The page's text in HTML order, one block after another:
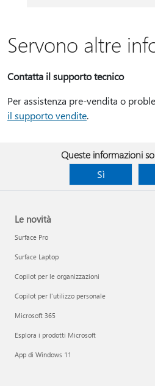
Servono altre
Contatta il supporto tecnico
Per assistenza pre-vendita o
il supporto vendite.
Queste informazioni
Sì
Le novità
Surface Pro
Surface Laptop
Copilot per le organizzazioni
Copilot per l'utilizzo personale
Microsoft 365
Esplora i prodotti Microsoft
App di Windows 11